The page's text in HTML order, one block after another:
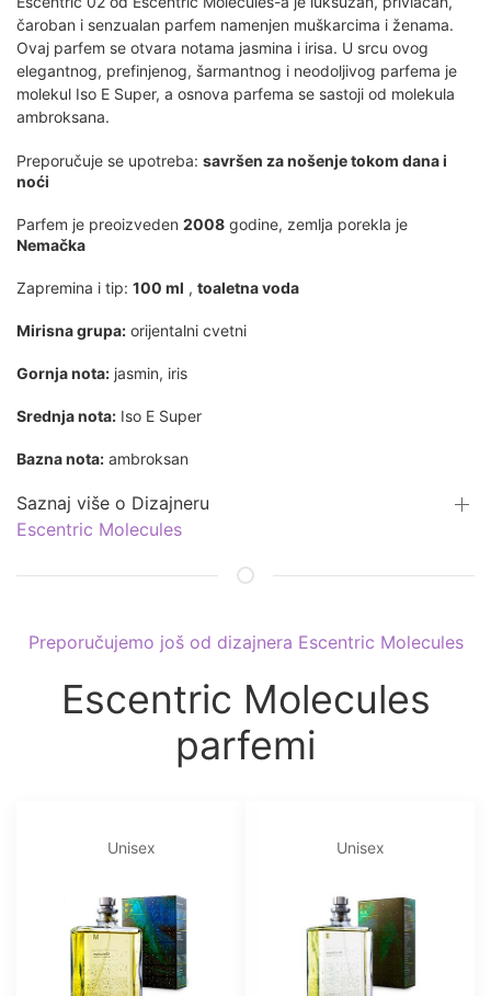
čaroban i senzualan parfem namenjen muškarcima i ženama.
Ovaj parfem se otvara notama jasmina i irisa. U srcu ovog
elegantnog, prefinjenog, šarmantnog i neodoljivog parfema je
molekul Iso E Super, a osnova parfema se sastoji od molekula
ambroksana.
Preporučuje se upotreba: savršen za nošenje tokom dana i
noći
Parfem je preoizveden 2008 godine, zemlja porekla je
Nemačka
Zapremina i tip: 100 ml , toaletna voda
Mirisna grupa: orijentalni cvetni
Gornja nota: jasmin, iris
Srednja nota: Iso E Super
Bazna nota: ambroksan
Saznaj više o Dizajneru
Escentric Molecules
Preporučujemo još od dizajnera Escentric Molecules
Escentric Molecules
parfemi
Unisex Unisex